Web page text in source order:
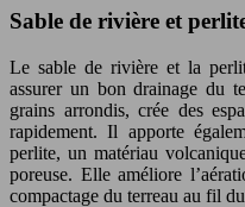
Sable de rivière et
Le sable de rivière et la
assurer un bon drainage du
grains arrondis, crée des
rapidement. Il apporte
perlite, un matériau
poreuse. Elle améliore
compactage du terreau au fil